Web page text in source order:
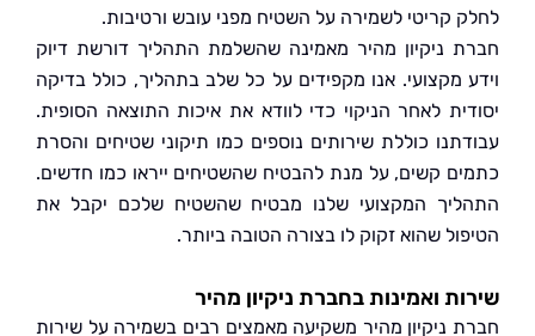
קריטי לשמירה על השטיח מפני עובש ורטיבות.
ניקיון מהיר מאמינה שהשלמת התהליך דורשת דיוק
מקצועי. אנו מקפידים על כל שלב בתהליך, כולל בדיקה
לאחר הניקוי כדי לוודא את איכות התוצאה הסופית.
כוללת שירותים נוספים כמו תיקוני שטיחים והסרת
קשים, על מנת להבטיח שהשטיחים ייראו כמו חדשים.
המקצועי שלנו מבטיח שהשטיח שלכם יקבל את
שהוא זקוק לו בצורה הטובה ביותר.
ואמינות בחברת ניקיון מהיר
ניקיון מהיר משקיעה מאמצים רבים בשמירה על שירות